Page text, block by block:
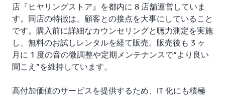
店『ヒヤリングストア』を都内に 8 店舗運営していま
す。同店の特徴は、顧客との接点を大事にしていること
です。購入前に詳細なカウンセリングと聴力測定を実施
し、無料のお試しレンタルを経て販売。販売後も 3 ヶ
月に 1 度の音の微調整や定期メンテナンスで“より良い
聞こえ”を維持しています。
高付加価値のサービスを提供するため、IT 化にも積極